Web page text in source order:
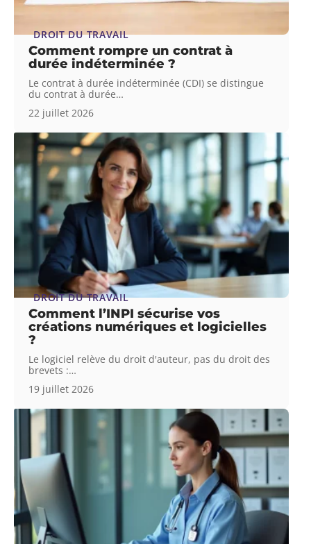
DROIT DU TRAVAIL
Comment rompre un contrat à
durée indéterminée ?
Le contrat à durée indéterminée (CDI) se distingue
du contrat à durée…
22 juillet 2026
DROIT DU TRAVAIL
Comment l’INPI sécurise vos
créations numériques et logicielles
?
Le logiciel relève du droit d'auteur, pas du droit des
brevets :…
19 juillet 2026